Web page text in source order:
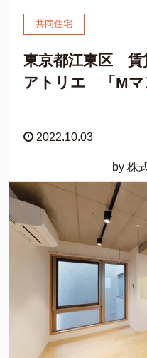
共同住宅
東京都江東区 賃
アトリエ 「Mマ
2022.10.03
by 株